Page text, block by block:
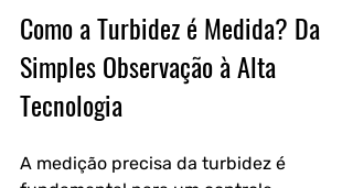
Como a Turbidez é Medida? Da
Simples Observação à Alta
Tecnologia
A medição precisa da turbidez é